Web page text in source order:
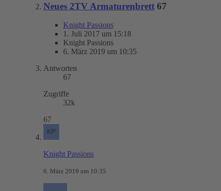
Neues 2TV Armaturenbrett 67
Knight Passions
1. Juli 2017 um 15:18
Knight Passions
6. März 2019 um 10:35
Antworten
67
Zugriffe
32k
67
Knight Passions
6. März 2019 um 10:35